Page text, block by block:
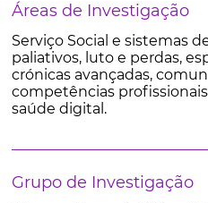
Áreas de Investigação
Serviço Social e sistemas
paliativos, luto e perdas,
crónicas avançadas,
competências
saúde digital.
Grupo de Investigação